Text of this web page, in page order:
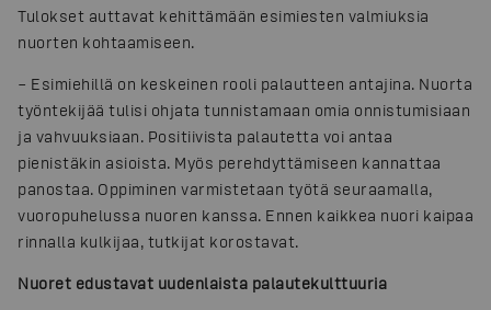
Tulokset auttavat kehittämään esimiesten valmiuksia
nuorten kohtaamiseen.
– Esimiehillä on keskeinen rooli palautteen antajina. Nuorta
työntekijää tulisi ohjata tunnistamaan omia onnistumisiaan
ja vahvuuksiaan. Positiivista palautetta voi antaa
pienistäkin asioista. Myös perehdyttämiseen kannattaa
panostaa. Oppiminen varmistetaan työtä seuraamalla,
vuoropuhelussa nuoren kanssa. Ennen kaikkea nuori kaipaa
rinnalla kulkijaa, tutkijat korostavat.
Nuoret edustavat uudenlaista palautekulttuuria